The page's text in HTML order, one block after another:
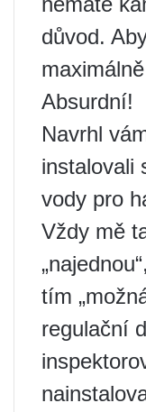
důvod.
Absurdní!
Navrhl
instalovali
vody pro
Vždy mě
tím
regulační